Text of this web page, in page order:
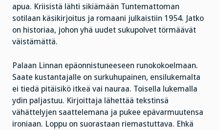
apua. Kriisistä lähti sikiämään Tuntemattoman
sotilaan käsikirjoitus ja romaani julkaistiin 1954. Jatko
on historiaa, johon yhä uudet sukupolvet törmäävät
väistämättä.
Palaan Linnan epäonnistuneeseen runokokoelmaan.
Saate kustantajalle on surkuhupainen, ensilukemalta
ei tiedä pitäisikö itkeä vai nauraa. Toisella lukemalla
ydin paljastuu. Kirjoittaja lähettää tekstinsä
vähättelyjen saattelemana ja pukee epävarmuutensa
ironiaan. Loppu on suorastaan riemastuttava. Ehkä